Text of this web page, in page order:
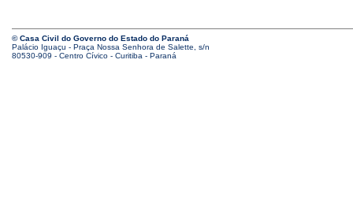
© Casa Civil do Governo do Estado do Paraná
Palácio Iguaçu - Praça Nossa Senhora de Salette, s/n
80530-909 - Centro Cívico - Curitiba - Paraná